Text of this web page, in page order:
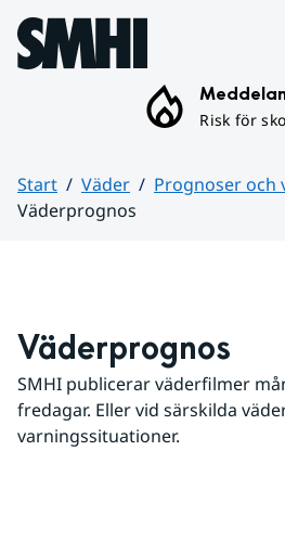
Hoppa till sidans innehåll
Risk för
Start Väder
Prognoser och
Väderprognos
Väderprognos
SMHI publicerar väderfilmer
fredagar. Eller vid särskilda
varningssituationer.